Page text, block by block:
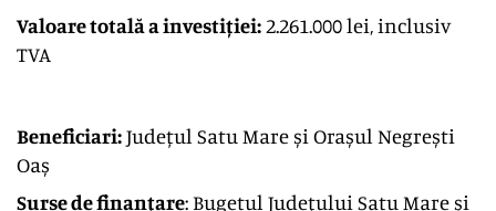
Valoare totală a investiției: 2.261.000 lei, inclusiv
TVA
Beneficiari:Județul Satu Mare și Orașul Negrești
Oaș
Surse de finanțare: Bugetul Județului Satu Mare și